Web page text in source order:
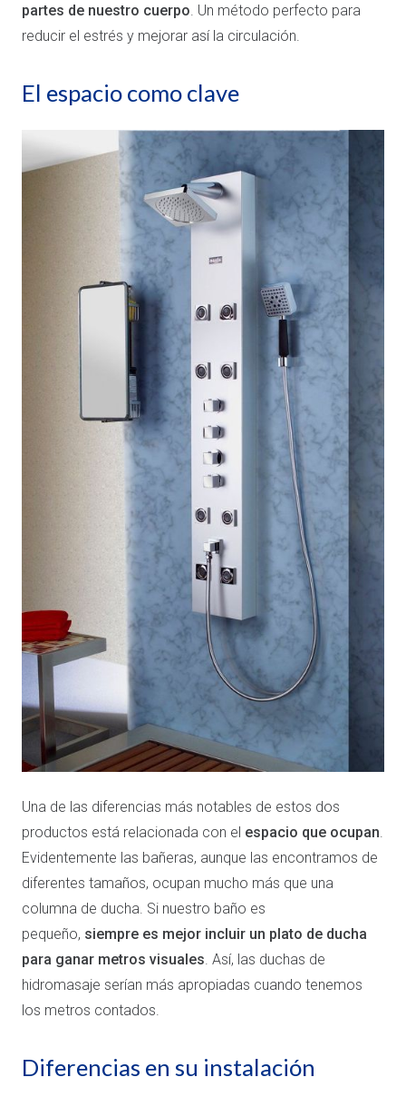
partes de nuestro cuerpo. Un método perfecto para
reducir el estrés y mejorar así la circulación.
El espacio como clave
Una de las diferencias más notables de estos dos
productos está relacionada con el espacio que ocupan.
Evidentemente las bañeras, aunque las encontramos de
diferentes tamaños, ocupan mucho más que una
columna de ducha. Si nuestro baño es
pequeño, siempre es mejor incluir un plato de ducha
para ganar metros visuales. Así, las duchas de
hidromasaje serían más apropiadas cuando tenemos
los metros contados.
Diferencias en su instalación